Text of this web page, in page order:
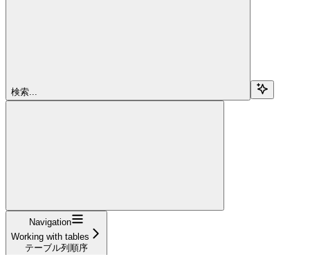
検索...
Navigation
Working with tables
テーブル列順序